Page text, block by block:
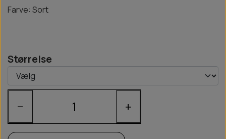
Farve: Sort
Størrelse
− +